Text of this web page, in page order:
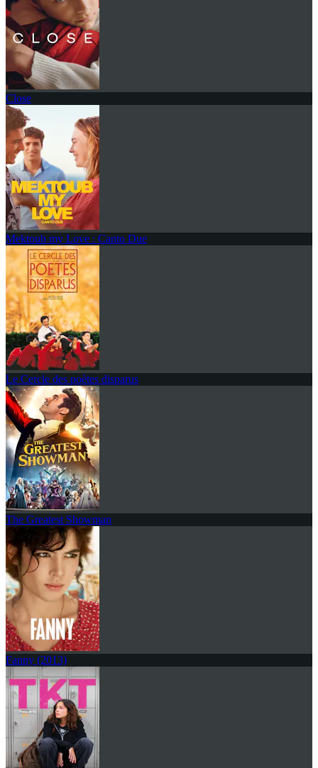
Close
Mektoub my Love : Canto Due
Le Cercle des poètes disparus
The Greatest Showman
Fanny (2013)